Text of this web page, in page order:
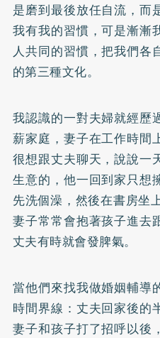
是磨到最後放任自流，而
我有我的習慣，可是漸漸
人共同的習慣，把我們各
的第三種文化。
我認識的一對夫婦就經歷
薪家庭，妻子在工作時間
很想跟丈夫聊天，說說一
生意的，他一回到家只想
先洗個澡，然後在書房坐
妻子常常會抱著孩子進去
丈夫有時就會發脾氣。
當他們來找我做婚姻輔導
時間界線：丈夫回家後的
妻子和孩子打了招呼以後